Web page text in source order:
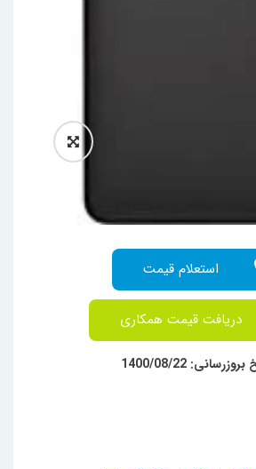
1400/08/22
دریافت قیمت همکاری